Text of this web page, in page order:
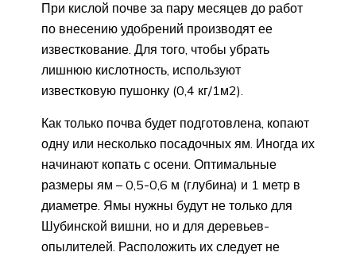
При кислой почве за пару месяцев до работ
по внесению удобрений производят ее
известкование. Для того, чтобы убрать
лишнюю кислотность, используют
известковую пушонку (0,4 кг/1м2).
Как только почва будет подготовлена, копают
одну или несколько посадочных ям. Иногда их
начинают копать с осени. Оптимальные
размеры ям – 0,5-0,6 м (глубина) и 1 метр в
диаметре. Ямы нужны будут не только для
Шубинской вишни, но и для деревьев-
опылителей. Расположить их следует не